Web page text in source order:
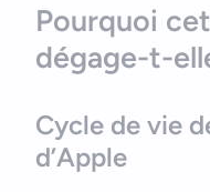
Pourquoi
dégage-t-
Cycle de vie
d’Apple
Bonjour, je suis Zel,